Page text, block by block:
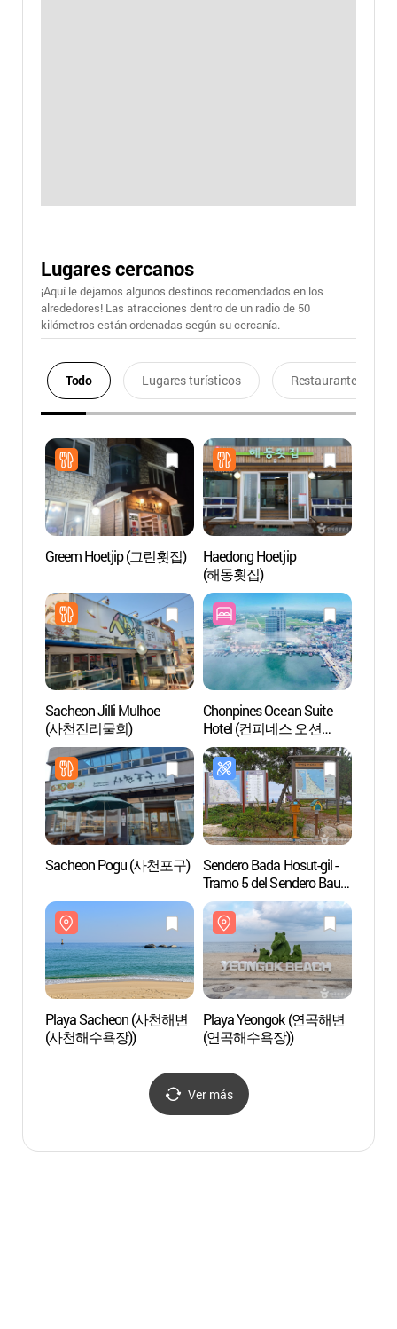
Lugares cercanos
¡Aquí le dejamos algunos destinos recomendados en los
alrededores! Las atracciones dentro de un radio de 50
kilómetros están ordenadas según su cercanía.
Todo Lugares turísticos Restaurantes
Greem Hoetjip (그린횟집)
Haedong Hoetjip
(해동횟집)
Sacheon Jilli Mulhoe
(사천진리물회)
Chonpines Ocean Suite
Hotel (컨피네스 오션
스위트 호텔)
Sacheon Pogu (사천포구)
Sendero Bada Hosut-gil -
Tramo 5 del Sendero Bau-
gil de Gangneung ([강릉
바우길 5구간] 바다
호숫길)
Playa Sacheon (사천해변
(사천해수욕장))
Playa Yeongok (연곡해변
(연곡해수욕장))
Ver más